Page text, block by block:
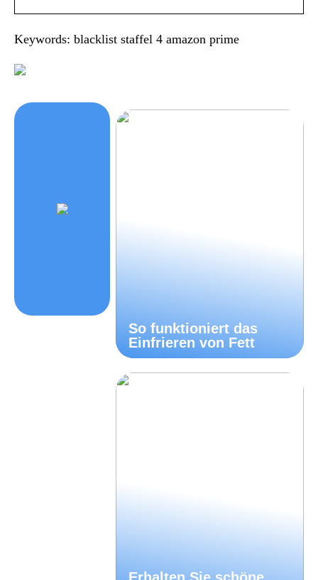
Keywords: blacklist staffel 4 amazon prime
So funktioniert das
Einfrieren von Fett